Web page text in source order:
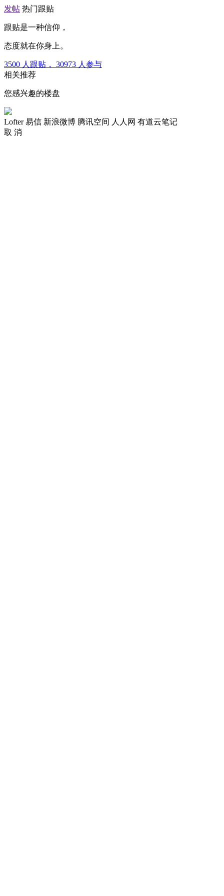
发帖 热门跟贴
跟贴是一种信仰，
态度就在你身上。
3500 人跟贴， 30973 人参与
相关推荐
您感兴趣的楼盘
Lofter 易信 新浪微博 腾讯空间 人人网 有道云笔记
取 消